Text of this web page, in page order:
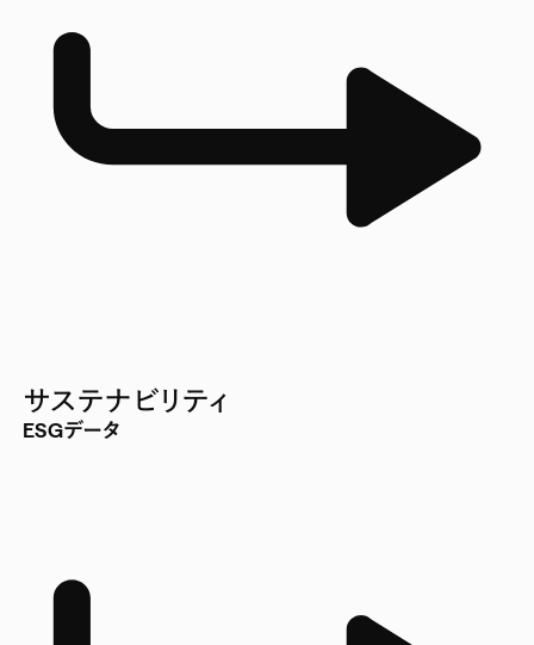
サステナビリティ
ESGデータ